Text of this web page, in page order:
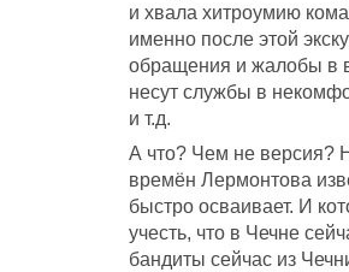
и хвала хитроумию
именно после этой
обращения и жалобы в
несут службы в
и т.д.
А что? Чем не версия?
времён Лермонтова
быстро осваивает. И
учесть, что в Чечне
бандиты сейчас из